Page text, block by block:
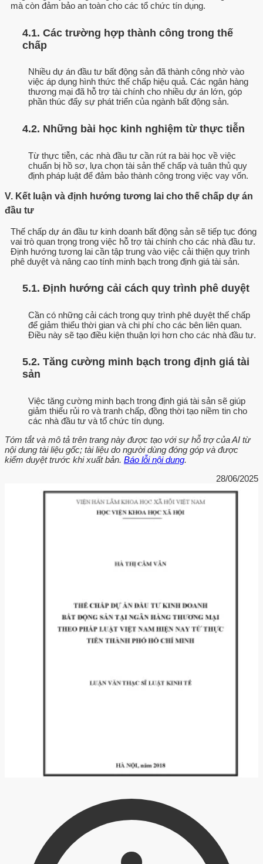
mà còn đảm bảo an toàn cho các tổ chức tín dụng.
4.1. Các trường hợp thành công trong thế
chấp
Nhiều dự án đầu tư bất động sản đã thành công nhờ vào
việc áp dụng hình thức thế chấp hiệu quả. Các ngân hàng
thương mại đã hỗ trợ tài chính cho nhiều dự án lớn, góp
phần thúc đẩy sự phát triển của ngành bất động sản.
4.2. Những bài học kinh nghiệm từ thực tiễn
Từ thực tiễn, các nhà đầu tư cần rút ra bài học về việc
chuẩn bị hồ sơ, lựa chọn tài sản thế chấp và tuân thủ quy
định pháp luật để đảm bảo thành công trong việc vay vốn.
V. Kết luận và định hướng tương lai cho thế chấp dự án
đầu tư
Thế chấp dự án đầu tư kinh doanh bất động sản sẽ tiếp tục đóng
vai trò quan trọng trong việc hỗ trợ tài chính cho các nhà đầu tư.
Định hướng tương lai cần tập trung vào việc cải thiện quy trình
phê duyệt và nâng cao tính minh bạch trong định giá tài sản.
5.1. Định hướng cải cách quy trình phê duyệt
Cần có những cải cách trong quy trình phê duyệt thế chấp
để giảm thiểu thời gian và chi phí cho các bên liên quan.
Điều này sẽ tạo điều kiện thuận lợi hơn cho các nhà đầu tư.
5.2. Tăng cường minh bạch trong định giá tài
sản
Việc tăng cường minh bạch trong định giá tài sản sẽ giúp
giảm thiểu rủi ro và tranh chấp, đồng thời tạo niềm tin cho
các nhà đầu tư và tổ chức tín dụng.
Tóm tắt và mô tả trên trang này được tạo với sự hỗ trợ của AI từ
nội dung tài liệu gốc; tài liệu do người dùng đóng góp và được
kiểm duyệt trước khi xuất bản. Báo lỗi nội dung.
28/06/2025